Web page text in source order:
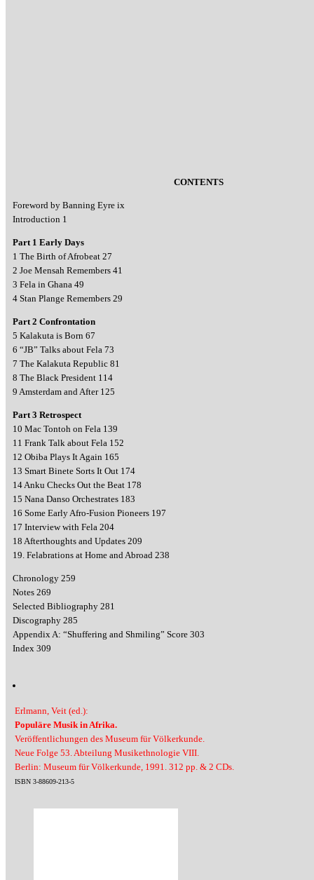
CONTENTS
Foreword by Banning Eyre ix
Introduction 1
Part 1 Early Days
1 The Birth of Afrobeat 27
2 Joe Mensah Remembers 41
3 Fela in Ghana 49
4 Stan Plange Remembers 29
Part 2 Confrontation
5 Kalakuta is Born 67
6 “JB” Talks about Fela 73
7 The Kalakuta Republic 81
8 The Black President 114
9 Amsterdam and After 125
Part 3 Retrospect
10 Mac Tontoh on Fela 139
11 Frank Talk about Fela 152
12 Obiba Plays It Again 165
13 Smart Binete Sorts It Out 174
14 Anku Checks Out the Beat 178
15 Nana Danso Orchestrates 183
16 Some Early Afro-Fusion Pioneers 197
17 Interview with Fela 204
18 Afterthoughts and Updates 209
19. Felabrations at Home and Abroad 238
Chronology 259
Notes 269
Selected Bibliography 281
Discography 285
Appendix A: “Shuffering and Shmiling” Score 303
Index 309
Erlmann, Veit (ed.):
Populäre Musik in Afrika.
Veröffentlichungen des Museum für Völkerkunde.
Neue Folge 53. Abteilung Musikethnologie VIII.
Berlin: Museum für Völkerkunde, 1991. 312 pp. & 2 CDs.
ISBN 3-88609-213-5